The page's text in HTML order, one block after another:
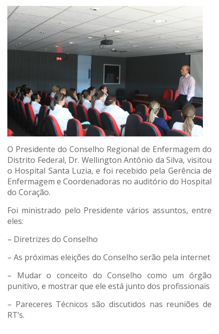
O Presidente do Conselho Regional de Enfermagem do
Distrito Federal, Dr. Wellington Antônio da Silva, visitou
o Hospital Santa Luzia, e foi recebido pela Gerência de
Enfermagem e Coordenadoras no auditório do Hospital
do Coração.
Foi ministrado pelo Presidente vários assuntos, entre
eles:
– Diretrizes do Conselho
– As próximas eleições do Conselho serão pela internet
– Mudar o conceito do Conselho como um órgão
punitivo, e mostrar que ele está junto dos profissionais
– Pareceres Técnicos são discutidos nas reuniões de
RT’s.